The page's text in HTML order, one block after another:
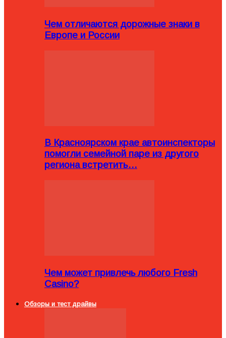
Чем отличаются дорожные знаки в
Европе и России
В Красноярском крае автоинспекторы
помогли семейной паре из другого
региона встретить…
Чем может привлечь любого Fresh
Casino?
Обзоры и тест драйвы